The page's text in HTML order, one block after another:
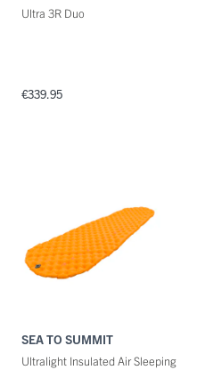
Ultra 3R Duo
€339.95
SEA TO SUMMIT
Ultralight Insulated Air Sleeping